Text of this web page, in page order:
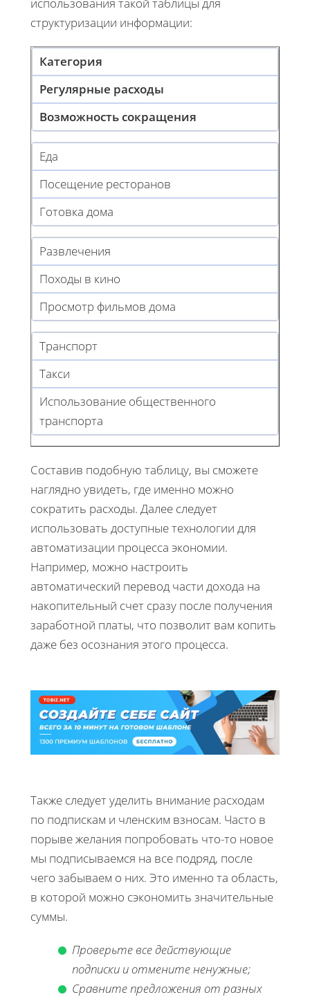
структуризации информации:
Категория
Регулярные расходы
Возможность сокращения
Еда
Посещение ресторанов
Готовка дома
Развлечения
Походы в кино
Просмотр фильмов дома
Транспорт
Такси
Использование общественного
транспорта
Составив подобную таблицу, вы сможете
наглядно увидеть, где именно можно
сократить расходы. Далее следует
использовать доступные технологии для
автоматизации процесса экономии.
Например, можно настроить
автоматический перевод части дохода на
накопительный счет сразу после получения
заработной платы, что позволит вам копить
даже без осознания этого процесса.
Также следует уделить внимание расходам
по подпискам и членским взносам. Часто в
порыве желания попробовать что-то новое
мы подписываемся на все подряд, после
чего забываем о них. Это именно та область,
в которой можно сэкономить значительные
суммы.
Проверьте все действующие
подписки и отмените ненужные;
Сравните предложения от разных